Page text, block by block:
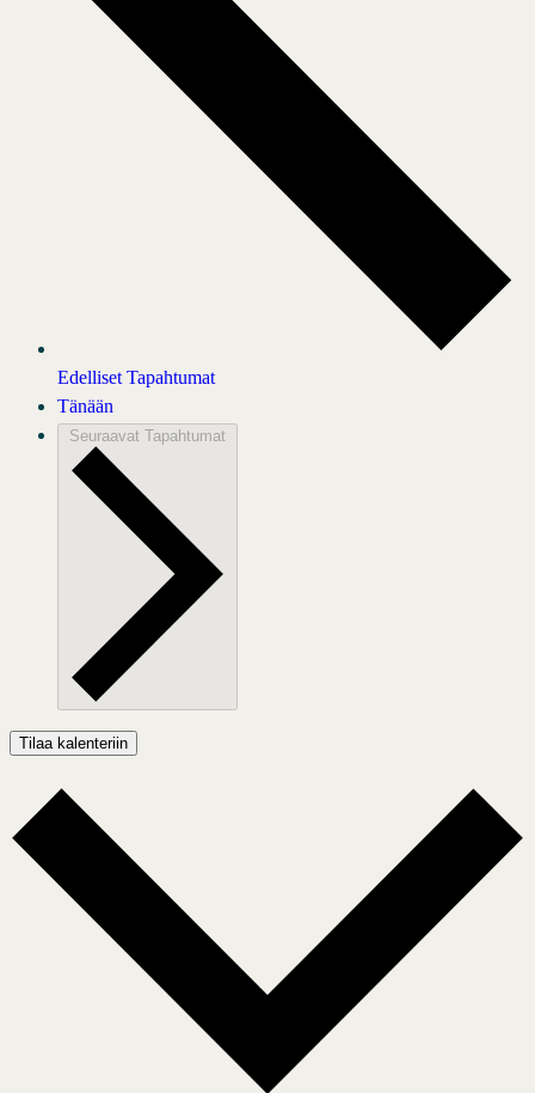
Edelliset Tapahtumat
Tänään
Seuraavat Tapahtumat
Tilaa kalenteriin